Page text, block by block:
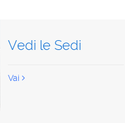
Vedi le Sedi
Vai